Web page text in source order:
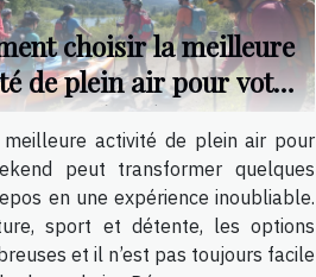
choisir la meilleure
de plein air pour votre
weekend ?
meilleure activité de plein air pour
peut transformer quelques
en une expérience inoubliable.
sport et détente, les options
et il n’est pas toujours facile